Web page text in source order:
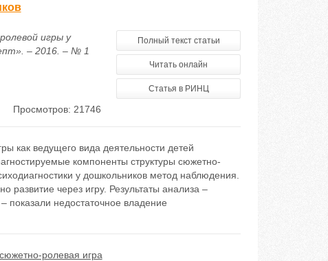
игры у
– 2016. – № 1
Полный текст статьи
Читать онлайн
Статья в РИНЦ
Просмотров: 21746
как ведущего вида деятельности детей
компоненты структуры сюжетно-
у дошкольников метод наблюдения.
через игру. Результаты анализа –
показали недостаточное владение
сюжетно-ролевая игра